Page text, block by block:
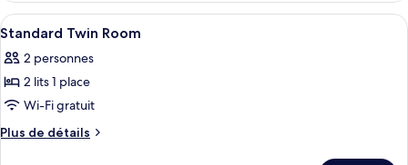
chambre :
Chambre
type
de
Chambre
Afficher
toutes
les
photos
pour
ce
Une chambre d’hôtel avec deux lits,
1
Standard Twin Room
2 personnes
2 lits 1 place
Wi-Fi gratuit
Plus de détails
Plus